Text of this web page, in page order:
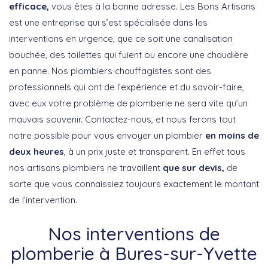
efficace, vous êtes à la bonne adresse. Les Bons Artisans
est une entreprise qui s’est spécialisée dans les
interventions en urgence, que ce soit une canalisation
bouchée, des toilettes qui fuient ou encore une chaudière
en panne. Nos plombiers chauffagistes sont des
professionnels qui ont de l’expérience et du savoir-faire,
avec eux votre problème de plomberie ne sera vite qu’un
mauvais souvenir. Contactez-nous, et nous ferons tout
notre possible pour vous envoyer un plombier en moins de
deux heures, à un prix juste et transparent. En effet tous
nos artisans plombiers ne travaillent que sur devis, de
sorte que vous connaissiez toujours exactement le montant
de l’intervention.
Nos interventions de
plomberie à Bures-sur-Yvette